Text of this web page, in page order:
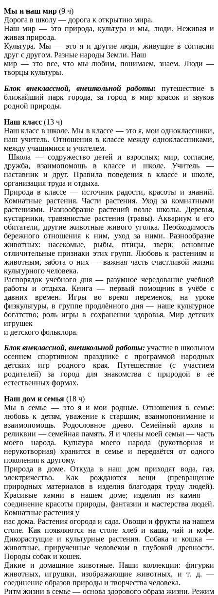
Мы и наш мир (9 ч)
Дорога в школу — дорога к открытию мира.
Наш мир — это природа, культура и мы, люди. Неживая и
живая природа.
Культура. Мы — это я и другие люди, живущие в согласии
друг с другом. Разные народы Земли. Наш
мир — это все, что мы любим, понимаем, знаем. Люди —
творцы культуры.
Блок внеклассной, внешкольной работы: путешествие в
ближайший парк города, за город в мир красок и звуков
родной природы.
Наш класс (13 ч)
Наш класс в школе. Мы в классе — это я, мои одноклассники,
наш учитель. Отношения в классе между одноклассниками,
между учащимися и учителем.
Школа — содружество детей и взрослых; мир, согласие,
дружба, взаимопомощь в классе и школе. Учитель —
наставник и друг. Правила поведения в классе и школе,
организация труда и отдыха.
Природа в классе — источник радости, красоты и знаний.
Комнатные растения. Части растения. Уход за комнатными
растениями. Разнообразие растений возле школы. Деревья,
кустарники, травянистые растения (травы). Аквариум и его
обитатели, другие животные живого уголка. Необходимость
бережного отношения к ним, уход за ними. Разнообразие
животных: насекомые, рыбы, птицы, звери; основные
отличительные признаки этих групп. Любовь к растениям и
животным, забота о них — важная часть счастливой жизни
культурного человека.
Распорядок учебного дня — разумное чередование учебной
работы и отдыха. Книга — первый помощник в учёбе с
давних времен. Игры во время переменок, на уроке
физкультуры, в группе продлённого дня — наше культурное
богатство; роль игры в сохранении здоровья. Мир детских
игрушек
и детского фольклора.
Блок внеклассной, внешкольной работы: участие в школьном
осеннем спортивном празднике с программой народных
детских игр родного края. Путешествие (с участием
родителей) за город для знакомства с природой в её
естественных формах.
Наш дом и семья (18 ч)
Мы в семье — это я и мои родные. Отношения в семье:
любовь к детям, уважение к старшим, взаимопонимание и
взаимопомощь. Родословное древо. Семейный архив и
реликвии — семейная память. Я и члены моей семьи — часть
моего народа. Культура моего народа (рукотворная и
нерукотворная) хранится в семье и передаётся от одного
поколения к другому.
Природа в доме. Откуда в наш дом приходят вода, газ,
электричество. Как рождаются вещи (превращение
природных материалов в изделия благодаря труду людей).
Красивые камни в нашем доме; изделия из камня —
соединение красоты природы, фантазии и мастерства людей.
Комнатные растения у
нас дома. Растения огорода и сада. Овощи и фрукты на нашем
столе. Как появляются на столе хлеб и каша, чай и кофе.
Дикорастущие и культурные растения. Собака и кошка —
животные, прирученные человеком в глубокой древности.
Породы собак и кошек.
Дикие и домашние животные. Наши коллекции: фигурки
животных, игрушки, изображающие животных, и т. д. —
соединение образов природы и творчества человека.
Ритм жизни в семье — основа здорового образа жизни. Режим